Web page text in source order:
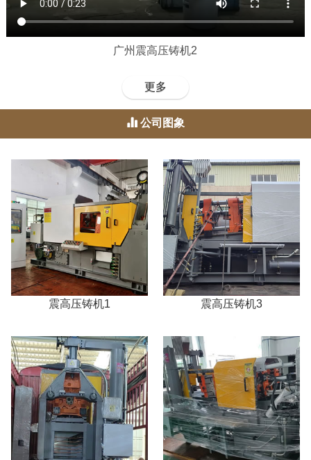
广州震高压铸机2
更多
公司图象
震高压铸机1 震高压铸机3